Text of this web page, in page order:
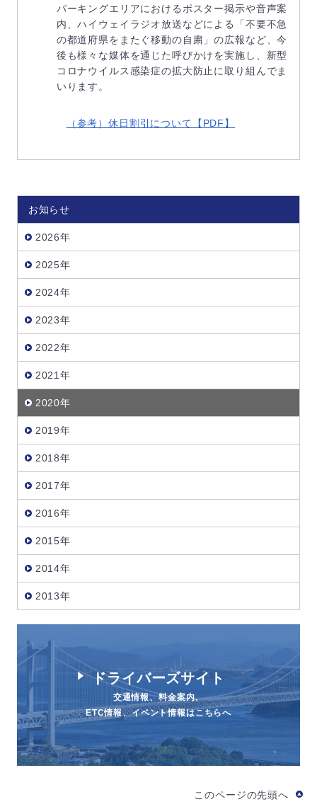
パーキングエリアにおけるポスター掲示や音声案
内、ハイウェイラジオ放送などによる「不要不急
の都道府県をまたぐ移動の自粛」の広報など、今
後も様々な媒体を通じた呼びかけを実施し、新型
コロナウイルス感染症の拡大防止に取り組んでま
いります。
（参考）休日割引について【PDF】
お知らせ
2026年
2025年
2024年
2023年
2022年
2021年
2020年
2019年
2018年
2017年
2016年
2015年
2014年
2013年
ドライバーズサイト
交通情報、料金案内、
ETC情報、イベント情報はこちらへ
このページの先頭へ